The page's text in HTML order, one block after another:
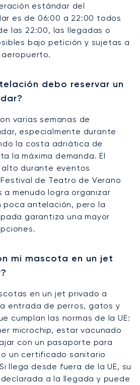
estándar del
es de 06:00 a 22:00 todos
las 22:00, las llegadas o
bajo petición y sujetas a
debo reservar un
varias semanas de
especialmente durante
la costa adriática de
la máxima demanda. El
durante eventos
de Teatro de Verano
a menudo logra organizar
poca antelación, pero la
garantiza una mayor
mi mascota en un jet
en un jet privado a
entrada de perros, gatos y
cumplan las normas de la UE:
microchip, estar vacunado
con un pasaporte para
o un certificado sanitario
llega desde fuera de la UE, su
a la llegada y puede